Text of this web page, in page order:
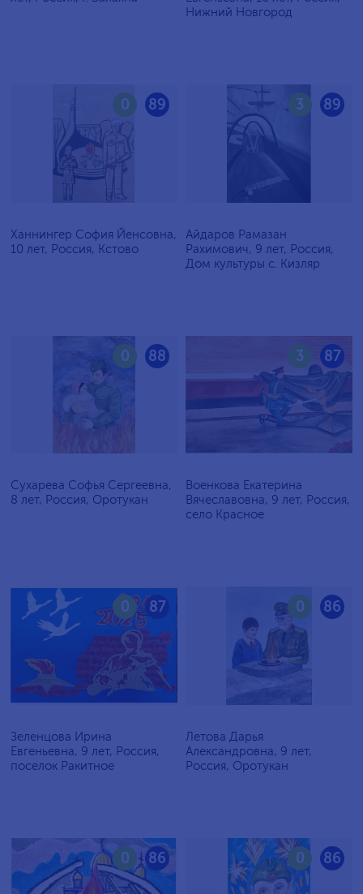
Нижний Новгород
89
0
Ханнингер София Йенсовна,
10 лет, Россия, Кстово
89
3
Айдаров Рамазан
Рахимович, 9 лет, Россия,
Дом культуры с. Кизляр
88
0
Сухарева Софья Сергеевна,
8 лет, Россия, Оротукан
87
3
Военкова Екатерина
Вячеславовна, 9 лет, Россия,
село Красное
87
0
Зеленцова Ирина
Евгеньевна, 9 лет, Россия,
поселок Ракитное
86
0
Летова Дарья
Александровна, 9 лет,
Россия, Оротукан
86
0 86
0